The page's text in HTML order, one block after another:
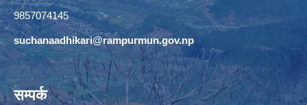
9857074145
suchanaadhikari@rampurmun.gov.np
सम्पर्क